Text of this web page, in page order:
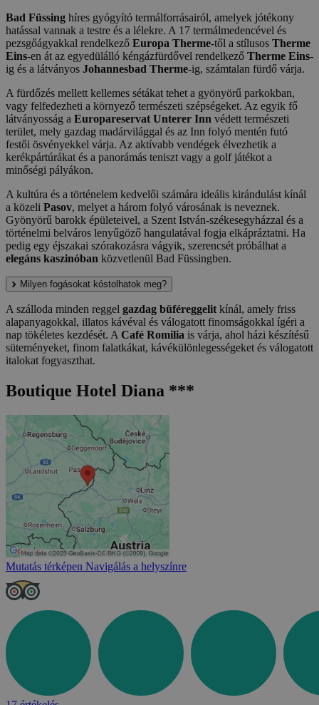
Bad Füssing híres gyógyító termálforrásairól, amelyek jótékony
hatással vannak a testre és a lélekre. A 17 termálmedencével és
pezsgőágyakkal rendelkező Europa Therme-től a stílusos Therme
Eins-en át az egyedülálló kéngázfürdővel rendelkező Therme Eins-
ig és a látványos Johannesbad Therme-ig, számtalan fürdő várja.
A fürdőzés mellett kellemes sétákat tehet a gyönyörű parkokban,
vagy felfedezheti a környező természeti szépségeket. Az egyik fő
látványosság a Europareservat Unterer Inn védett természeti
terület, mely gazdag madárvilággal és az Inn folyó mentén futó
festői ösvényekkel várja. Az aktívabb vendégek élvezhetik a
kerékpártúrákat és a panorámás teniszt vagy a golf játékot a
minőségi pályákon.
A kultúra és a történelem kedvelői számára ideális kirándulást kínál
a közeli Pasov, melyet a három folyó városának is neveznek.
Gyönyörű barokk épületeivel, a Szent István-székesegyházzal és a
történelmi belváros lenyűgöző hangulatával fogja elkápráztatni. Ha
pedig egy éjszakai szórakozásra vágyik, szerencsét próbálhat a
elegáns kaszinóban közvetlenül Bad Füssingben.
Milyen fogásokat kóstolhatok meg?
A szálloda minden reggel gazdag büféreggelit kínál, amely friss
alapanyagokkal, illatos kávéval és válogatott finomságokkal ígéri a
nap tökéletes kezdését. A Café Romilia is várja, ahol házi készítésű
süteményeket, finom falatkákat, kávékülönlegességeket és válogatott
italokat fogyaszthat.
Boutique Hotel Diana ***
Mutatás térképen Navigálás a helyszínre